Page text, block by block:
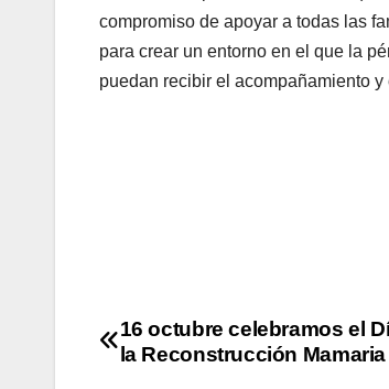
compromiso de apoyar a todas las
para crear un entorno en el que la
puedan recibir el acompañamiento
16 octubre celebramos el
la Reconstrucción Mamaria